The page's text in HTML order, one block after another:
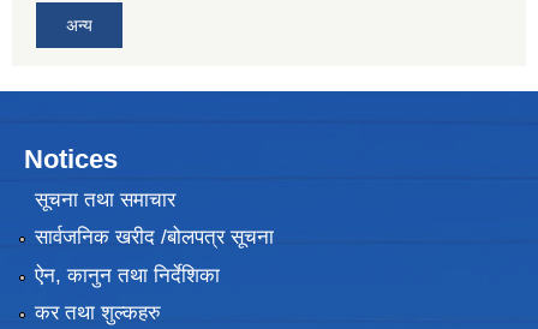
अन्य
Notices
सूचना तथा समाचार
सार्वजनिक खरीद /बोलपत्र सूचना
ऐन, कानुन तथा निर्देशिका
कर तथा शुल्कहरु